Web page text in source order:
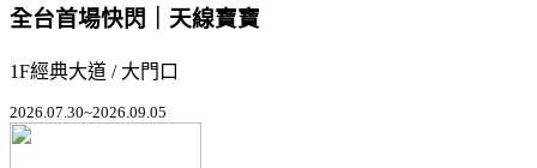
全台首場快閃｜天線寶寶
1F經典大道 / 大門口
2026.07.30~2026.09.05